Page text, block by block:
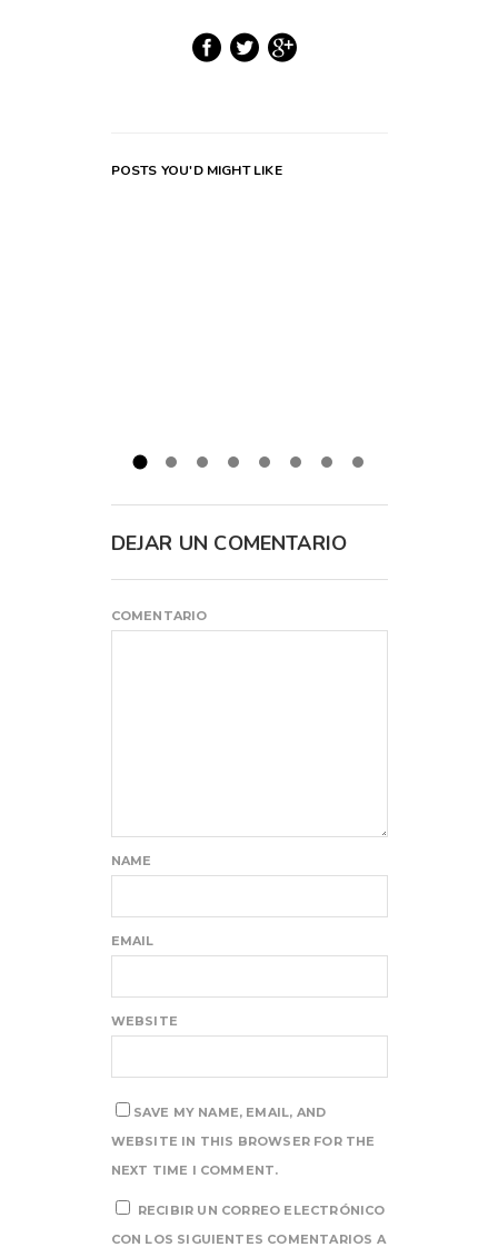
POSTS YOU'D MIGHT LIKE
DEJAR UN COMENTARIO
COMENTARIO
NAME
EMAIL
WEBSITE
SAVE MY NAME, EMAIL, AND
WEBSITE IN THIS BROWSER FOR THE
NEXT TIME I COMMENT.
RECIBIR UN CORREO ELECTRÓNICO
CON LOS SIGUIENTES COMENTARIOS A